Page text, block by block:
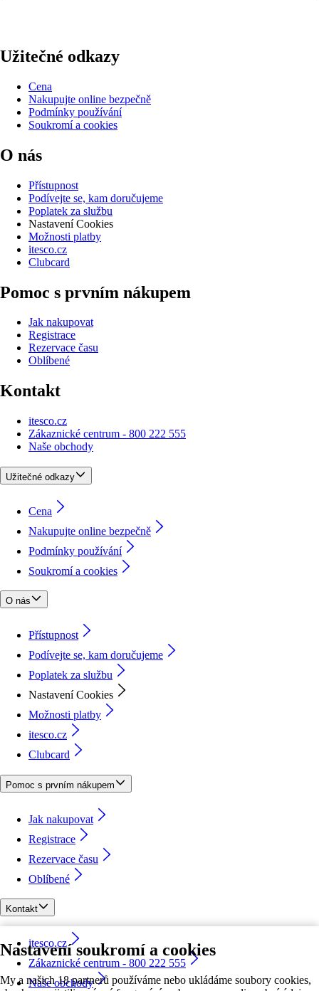
Nastavení soukromí a cookies
My a našich 18 partnerů používáme nebo ukládáme soubory cookies,
Užitečné odkazy
Cena
Nakupujte online bezpečně
Podmínky používání
Soukromí a cookies
O nás
Přístupnost
Podívejte se, kam doručujeme
Poplatek za službu
Nastavení Cookies
Možnosti platby
itesco.cz
Clubcard
Pomoc s prvním nákupem
Jak nakupovat
Registrace
Rezervace času
Oblíbené
Kontakt
itesco.cz
Zákaznické centrum - 800 222 555
Naše obchody
Užitečné odkazy
Cena
Nakupujte online bezpečně
Podmínky používání
Soukromí a cookies
O nás
Přístupnost
Podívejte se, kam doručujeme
Poplatek za službu
Nastavení Cookies
Možnosti platby
itesco.cz
Clubcard
Pomoc s prvním nákupem
Jak nakupovat
Registrace
Rezervace času
Oblíbené
Kontakt
itesco.cz
Zákaznické centrum - 800 222 555
Naše obchody